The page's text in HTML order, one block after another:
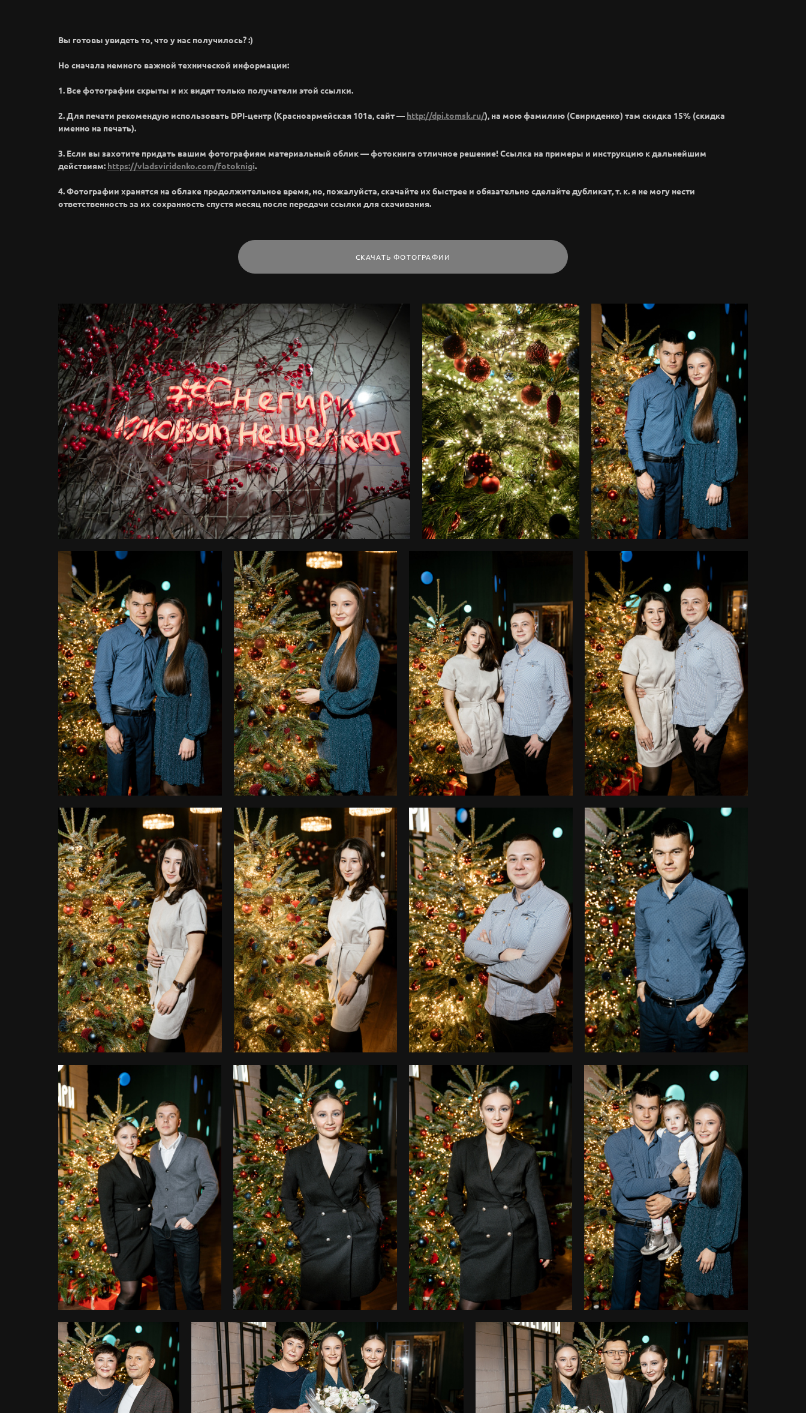
Вы готовы увидеть то, что у нас получилось? :)
Но сначала немного важной технической информации:
1. Все фотографии скрыты и их видят только получатели этой ссылки.
2. Для печати рекомендую использовать DPI-центр (Красноармейская 101а, сайт — http://dpi.tomsk.ru/), на мою фамилию (Свириденко) там скидка 15% (скидка
именно на печать).
3. Если вы захотите придать вашим фотографиям материальный облик — фотокнига отличное решение! Ссылка на примеры и инструкцию к дальнейшим
действиям: https://vladsviridenko.com/fotoknigi.
4. Фотографии хранятся на облаке продолжительное время, но, пожалуйста, скачайте их быстрее и обязательно сделайте дубликат, т. к. я не могу нести
ответственность за их сохранность спустя месяц после передачи ссылки для скачивания.
СКАЧАТЬ ФОТОГРАФИИ